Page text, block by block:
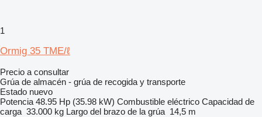
1
Ormig 35 TME/ℓ
Precio a consultar
Grúa de almacén - grúa de recogida y transporte
Estado nuevo
Potencia 48.95 Hp (35.98 kW) Combustible eléctrico Capacidad de
carga 33.000 kg Largo del brazo de la grúa 14,5 m